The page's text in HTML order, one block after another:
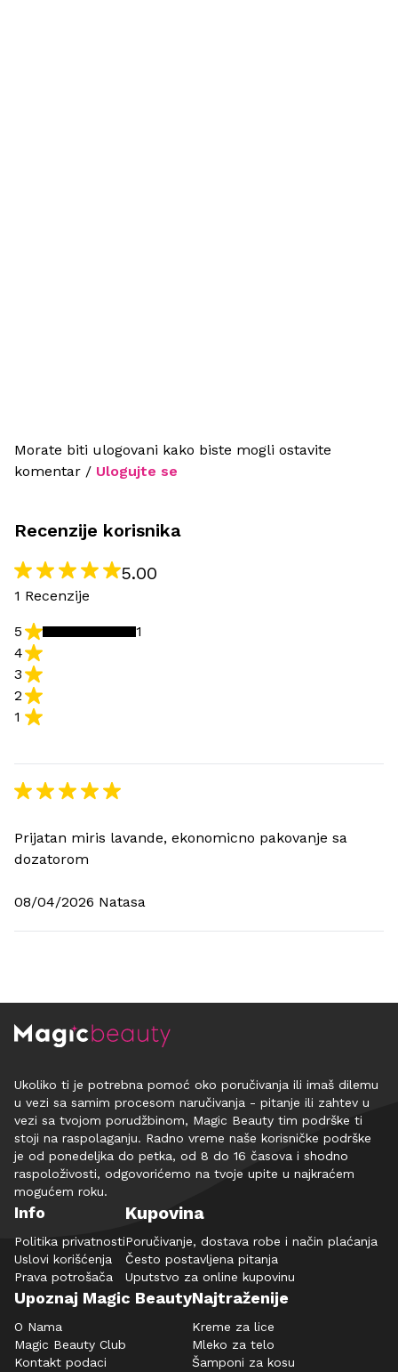
Morate biti ulogovani kako biste mogli ostavite
komentar / Ulogujte se
Recenzije korisnika
5.00
1 Recenzije
1
2
3
4
5 1
Prijatan miris lavande, ekonomicno pakovanje sa
dozatorom
08/04/2026 Natasa
Ukoliko ti je potrebna pomoć oko poručivanja ili imaš dilemu
u vezi sa samim procesom naručivanja - pitanje ili zahtev u
vezi sa tvojom porudžbinom, Magic Beauty tim podrške ti
stoji na raspolaganju. Radno vreme naše korisničke podrške
je od ponedeljka do petka, od 8 do 16 časova i shodno
raspoloživosti, odgovorićemo na tvoje upite u najkraćem
mogućem roku.
Info
Politika privatnosti
Uslovi korišćenja
Prava potrošača
Kupovina
Poručivanje, dostava robe i način plaćanja
Često postavljena pitanja
Uputstvo za online kupovinu
Upoznaj Magic Beauty
O Nama
Magic Beauty Club
Kontakt podaci
Najtraženije
Kreme za lice
Mleko za telo
Šamponi za kosu